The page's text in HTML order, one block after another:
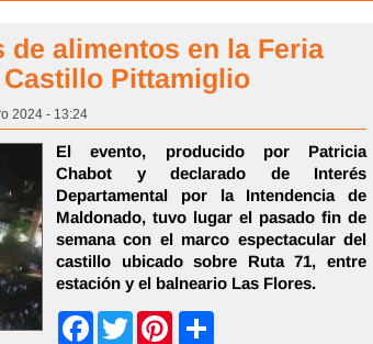
alimentos en la Feria
Pittamiglio
2024 - 13:24
El evento, producido por Patricia
Chabot y declarado de Interés
Departamental por la Intendencia de
Maldonado, tuvo lugar el pasado fin de
semana con el marco espectacular del
castillo ubicado sobre Ruta 71, entre
estación y el balneario Las Flores.
FacebookTwitter Pinterest